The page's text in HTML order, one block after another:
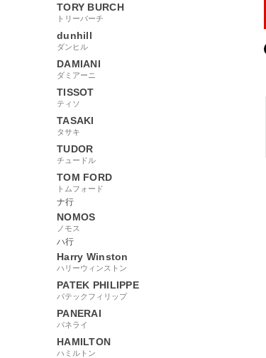
TORY BURCH
トリーバーチ
dunhill
ダンヒル
DAMIANI
ダミアーニ
TISSOT
ティソ
TASAKI
タサキ
TUDOR
チュードル
TOM FORD
トムフォード
ナ行
NOMOS
ノモス
ハ行
Harry Winston
ハリーウィンストン
PATEK PHILIPPE
パテックフィリップ
PANERAI
パネライ
HAMILTON
ハミルトン